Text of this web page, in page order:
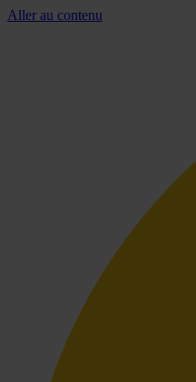
Aller au contenu